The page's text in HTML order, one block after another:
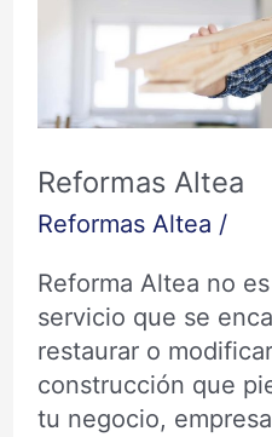
Reformas Altea
Reformas Altea /
Reforma Altea no
servicio que se
restaurar o
construcción que
tu negocio,